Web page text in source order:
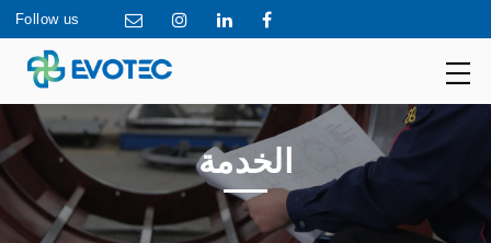
Follow us
الخدمة